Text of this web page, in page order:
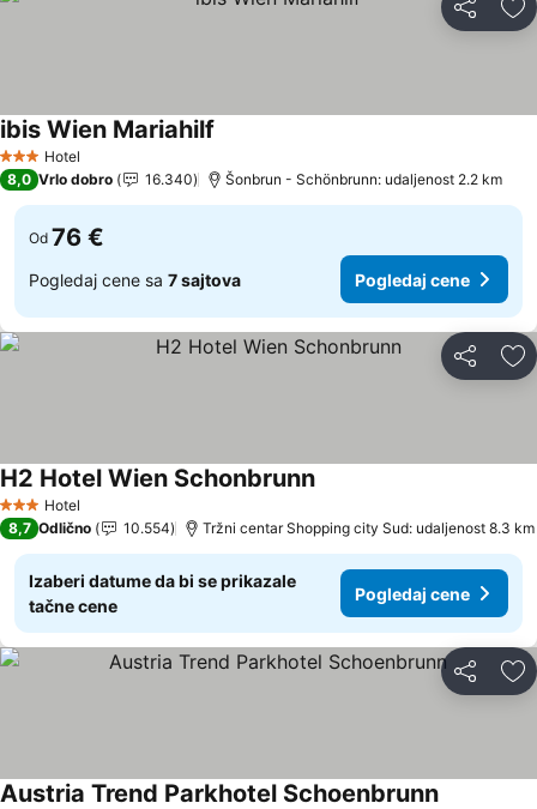
Deli
3 Zvezdice
Hotel
ibis Wien Mariahilf
8,0 Vrlo dobro 16.340 Šonbrun - Schönbrunn: udaljenost 2.2 km
Od 76 €
Pogledaj cene sa 7 sajtova Pogledaj cene
Deli
3 Zvezdice
Hotel
H2 Hotel Wien Schonbrunn
8,7 Odlično 10.554 Tržni centar Shopping city Sud: udaljenost 8.3 km
Izaberi datume da bi se prikazale
tačne cene
Pogledaj cene
Deli
Austria Trend Parkhotel Schoenbrunn